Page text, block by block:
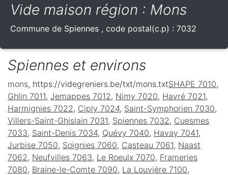
Vide maison région : Mons
Commune de Spiennes , code postal(c.p) : 7032
Spiennes et environs
mons, https://videgreniers.be/txt/mons.txtSHAPE 7010,
Ghlin 7011, Jemappes 7012 , Nimy 7020, Havré 7021,
Harmignies 7022 , Ciply 7024, Saint-Symphorien 7030,
Villers-Saint-Ghislain 7031, Spiennes 7032 , Cuesmes
7033, Saint-Denis 7034, Quévy 7040, Havay 7041,
Jurbise 7050, Soignies 7060, Casteau 7061, Naast
7062 , Neufvilles 7063, Le Roeulx 7070, Frameries
7080, Braine-le-Comte 7090, La Louvière 7100,